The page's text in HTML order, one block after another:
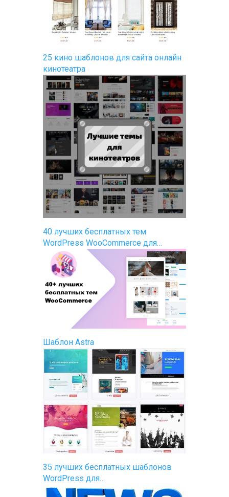
25 кино шаблонов для сайта онлайн
кинотеатра
40 лучших бесплатных тем
WordPress WooCommerce для…
Шаблон Astra
35 лучших бесплатных шаблонов
WordPress для…